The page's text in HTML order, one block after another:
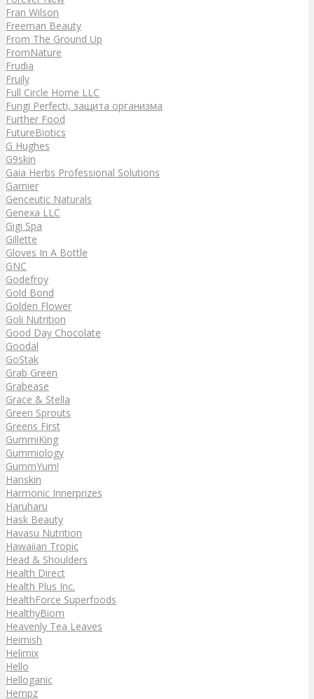
Fran Wilson
Freeman Beauty
From The Ground Up
FromNature
Frudia
Fruily
Full Circle Home LLC
Fungi Perfecti, защита организма
Further Food
FutureBiotics
G Hughes
G9skin
Gaia Herbs Professional Solutions
Garnier
Genceutic Naturals
Genexa LLC
Gigi Spa
Gillette
Gloves In A Bottle
GNC
Godefroy
Gold Bond
Golden Flower
Goli Nutrition
Good Day Chocolate
Goodal
GoStak
Grab Green
Grabease
Grace & Stella
Green Sprouts
Greens First
GummiKing
Gummiology
GummYum!
Hanskin
Harmonic Innerprizes
Haruharu
Hask Beauty
Havasu Nutrition
Hawaiian Tropic
Head & Shoulders
Health Direct
Health Plus Inc.
HealthForce Superfoods
HealthyBiom
Heavenly Tea Leaves
Heimish
Helimix
Hello
Helloganic
Hempz